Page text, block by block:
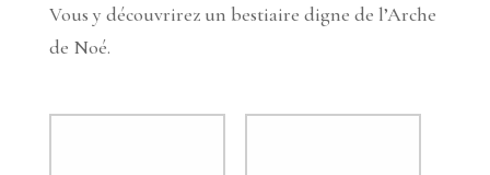
Vous y découvrirez un bestiaire digne de l’Arche
de Noé.